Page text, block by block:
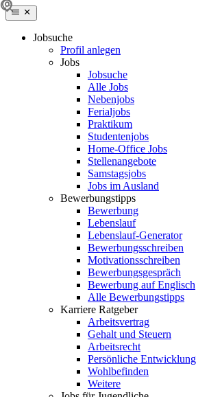
Jobsuche
Profil anlegen
Jobs
Jobsuche
Alle Jobs
Nebenjobs
Ferialjobs
Praktikum
Studentenjobs
Home-Office Jobs
Stellenangebote
Samstagsjobs
Jobs im Ausland
Bewerbungstipps
Bewerbung
Lebenslauf
Lebenslauf-Generator
Bewerbungsschreiben
Motivationsschreiben
Bewerbungsgespräch
Bewerbung auf Englisch
Alle Bewerbungstipps
Karriere Ratgeber
Arbeitsvertrag
Gehalt und Steuern
Arbeitsrecht
Persönliche Entwicklung
Wohlbefinden
Weitere